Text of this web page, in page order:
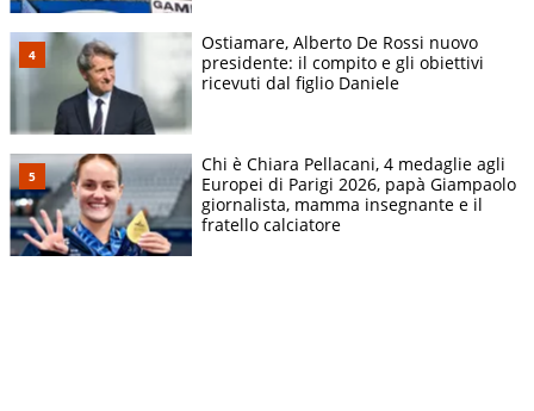
Ostiamare, Alberto De Rossi nuovo
presidente: il compito e gli obiettivi
ricevuti dal figlio Daniele
Chi è Chiara Pellacani, 4 medaglie agli
Europei di Parigi 2026, papà Giampaolo
giornalista, mamma insegnante e il
fratello calciatore